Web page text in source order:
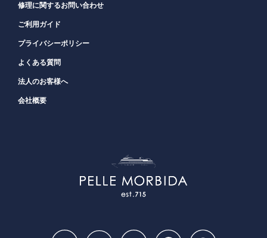
修理に関するお問い合わせ
ご利用ガイド
プライバシーポリシー
よくある質問
法人のお客様へ
会社概要